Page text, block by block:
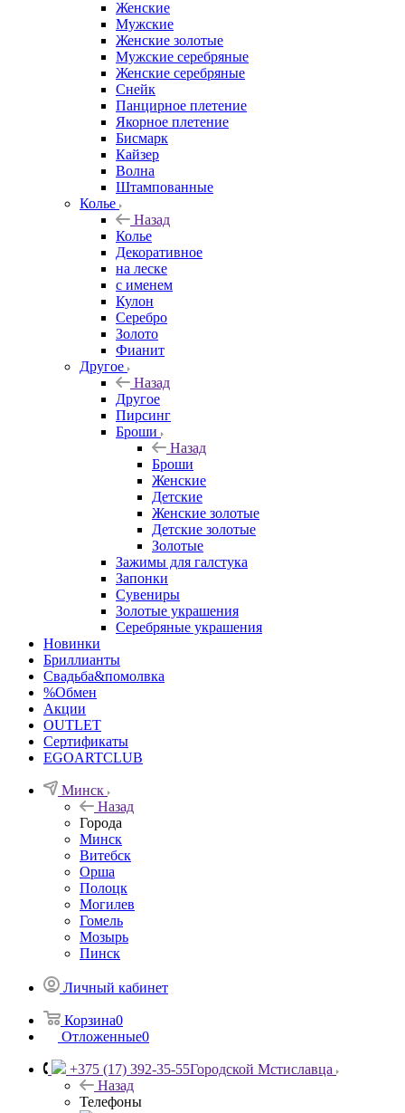
Женские
Мужские
Женские золотые
Мужские серебряные
Женские серебряные
Снейк
Панцирное плетение
Якорное плетение
Бисмарк
Кайзер
Волна
Штампованные
Колье
Назад
Колье
Декоративное
на леске
с именем
Кулон
Серебро
Золото
Фианит
Другое
Назад
Другое
Пирсинг
Броши
Назад
Броши
Женские
Детские
Женские золотые
Детские золотые
Золотые
Зажимы для галстука
Запонки
Сувениры
Золотые украшения
Серебряные украшения
Новинки
Бриллианты
Свадьба&помолвка
%Обмен
Акции
OUTLET
Сертификаты
EGOARTCLUB
Минск
Назад
Города
Минск
Витебск
Орша
Полоцк
Могилев
Гомель
Мозырь
Пинск
Личный кабинет
Корзина0
Отложенные0
+375 (17) 392-35-55Городской Мстиславца
Назад
Телефоны